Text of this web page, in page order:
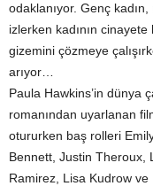
odaklanıyor. Genç
izlerken kadının
gizemini çözmeye
arıyor…
Paula Hawkins’in dünya
romanından uyarlanan
otururken baş rolleri
Bennett, Justin Theroux,
Ramirez, Lisa Kudrow ve